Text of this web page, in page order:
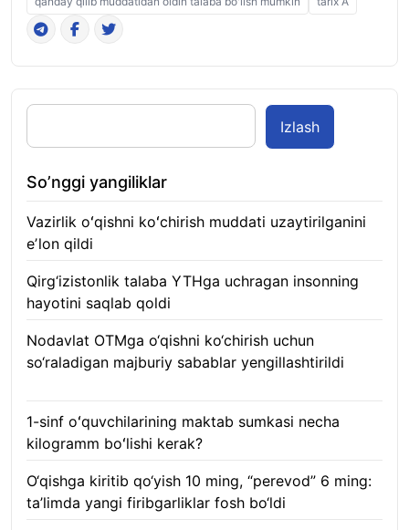
Izlash
So’nggi yangiliklar
Vazirlik oʻqishni koʻchirish muddati uzaytirilganini
eʼlon qildi
Qirg‘izistonlik talaba YTHga uchragan insonning
hayotini saqlab qoldi
Nodavlat OTMga o‘qishni ko‘chirish uchun
so‘raladigan majburiy sabablar yengillashtirildi
1-sinf oʻquvchilarining maktab sumkasi necha
kilogramm boʻlishi kerak?
O‘qishga kiritib qo‘yish 10 ming, “perevod” 6 ming:
ta’limda yangi firibgarliklar fosh bo‘ldi